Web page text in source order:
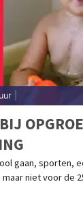
gaan, sporten,
niet voor de